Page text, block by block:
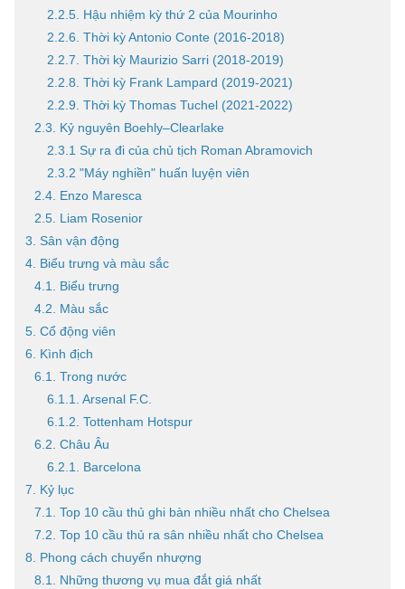
2.2.5. Hậu nhiệm kỳ thứ 2 của Mourinho
2.2.6. Thời kỳ Antonio Conte (2016-2018)
2.2.7. Thời kỳ Maurizio Sarri (2018-2019)
2.2.8. Thời kỳ Frank Lampard (2019-2021)
2.2.9. Thời kỳ Thomas Tuchel (2021-2022)
2.3. Kỷ nguyên Boehly–Clearlake
2.3.1 Sự ra đi của chủ tịch Roman Abramovich
2.3.2 "Máy nghiền" huấn luyện viên
2.4. Enzo Maresca
2.5. Liam Rosenior
3. Sân vận động
4. Biểu trưng và màu sắc
4.1. Biểu trưng
4.2. Màu sắc
5. Cổ động viên
6. Kình địch
6.1. Trong nước
6.1.1. Arsenal F.C.
6.1.2. Tottenham Hotspur
6.2. Châu Âu
6.2.1. Barcelona
7. Kỷ lục
7.1. Top 10 cầu thủ ghi bàn nhiều nhất cho Chelsea
7.2. Top 10 cầu thủ ra sân nhiều nhất cho Chelsea
8. Phong cách chuyển nhượng
8.1. Những thương vụ mua đắt giá nhất